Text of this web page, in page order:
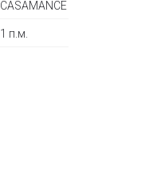
CASAMANCE
1 п.м.